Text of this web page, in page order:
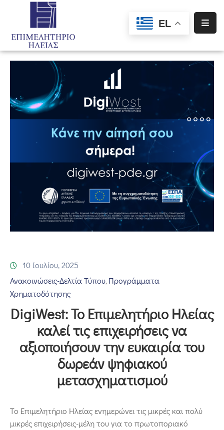
EL
Αρχική
Σύλλογοι
Προγράμματα
Χρηματοδότησης
Επικοινωνία
10 Ιουλίου, 2025
Ανακοινώσεις-Δελτία Τύπου‚ Προγράμματα
Χρηματοδότησης
DigiWest: Το Επιμελητήριο Ηλείας
καλεί τις επιχειρήσεις να
αξιοποιήσουν την ευκαιρία του
δωρεάν ψηφιακού
μετασχηματισμού
Το Επιμελητήριο Ηλείας ενημερώνει τις μικρές και πολύ
μικρές επιχειρήσεις-μέλη του για το πρωτοποριακό